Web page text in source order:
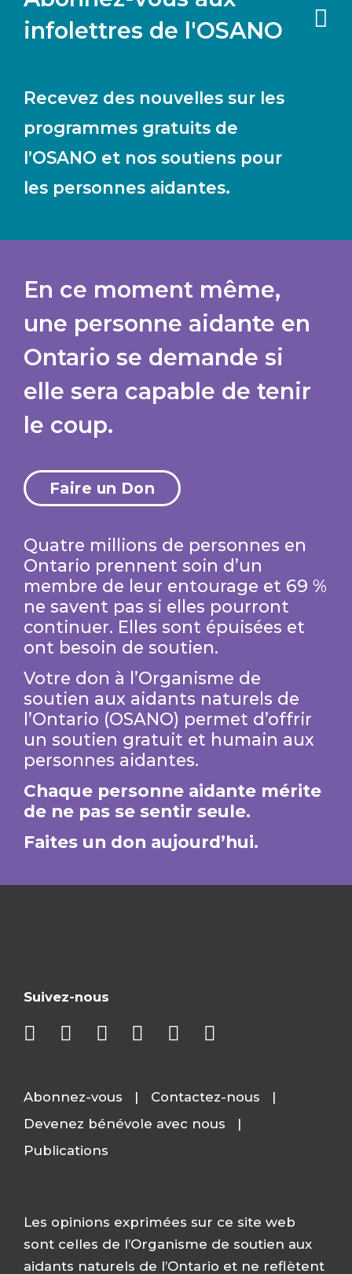
infolettres de l'OSANO
Recevez des nouvelles sur les
programmes gratuits de
l’OSANO et nos soutiens pour
les personnes aidantes.
En ce moment même,
une personne aidante en
Ontario se demande si
elle sera capable de tenir
le coup.
Faire un Don
Quatre millions de personnes en
Ontario prennent soin d’un
membre de leur entourage et 69 %
ne savent pas si elles pourront
continuer. Elles sont épuisées et
ont besoin de soutien.
Votre don à l’Organisme de
soutien aux aidants naturels de
l’Ontario (OSANO) permet d’offrir
un soutien gratuit et humain aux
personnes aidantes.
Chaque personne aidante mérite
de ne pas se sentir seule.
Faites un don aujourd’hui.
Abonnez-vous
Contactez-nous
Devenez bénévole avec nous
Publications
Suivez-nous
Les opinions exprimées sur ce site web
sont celles de l’Organisme de soutien aux
aidants naturels de l’Ontario et ne reflètent